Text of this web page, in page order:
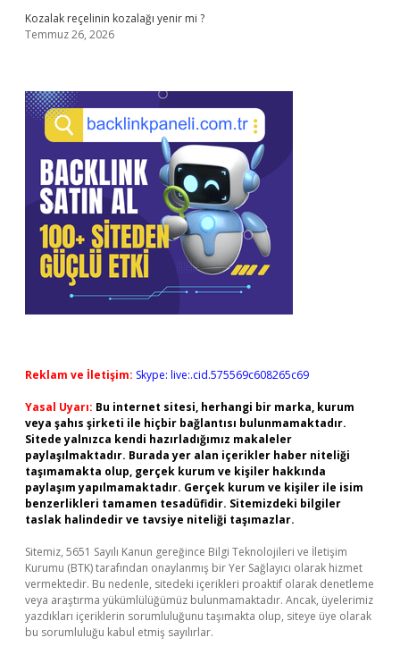
Kozalak reçelinin kozalağı yenir mi ?
Temmuz 26, 2026
Reklam ve İletişim: Skype: live:.cid.575569c608265c69
Yasal Uyarı: Bu internet sitesi, herhangi bir marka, kurum
veya şahıs şirketi ile hiçbir bağlantısı bulunmamaktadır.
Sitede yalnızca kendi hazırladığımız makaleler
paylaşılmaktadır. Burada yer alan içerikler haber niteliği
taşımamakta olup, gerçek kurum ve kişiler hakkında
paylaşım yapılmamaktadır. Gerçek kurum ve kişiler ile isim
benzerlikleri tamamen tesadüfidir. Sitemizdeki bilgiler
taslak halindedir ve tavsiye niteliği taşımazlar.
Sitemiz, 5651 Sayılı Kanun gereğince Bilgi Teknolojileri ve İletişim
Kurumu (BTK) tarafından onaylanmış bir Yer Sağlayıcı olarak hizmet
vermektedir. Bu nedenle, sitedeki içerikleri proaktif olarak denetleme
veya araştırma yükümlülüğümüz bulunmamaktadır. Ancak, üyelerimiz
yazdıkları içeriklerin sorumluluğunu taşımakta olup, siteye üye olarak
bu sorumluluğu kabul etmiş sayılırlar.